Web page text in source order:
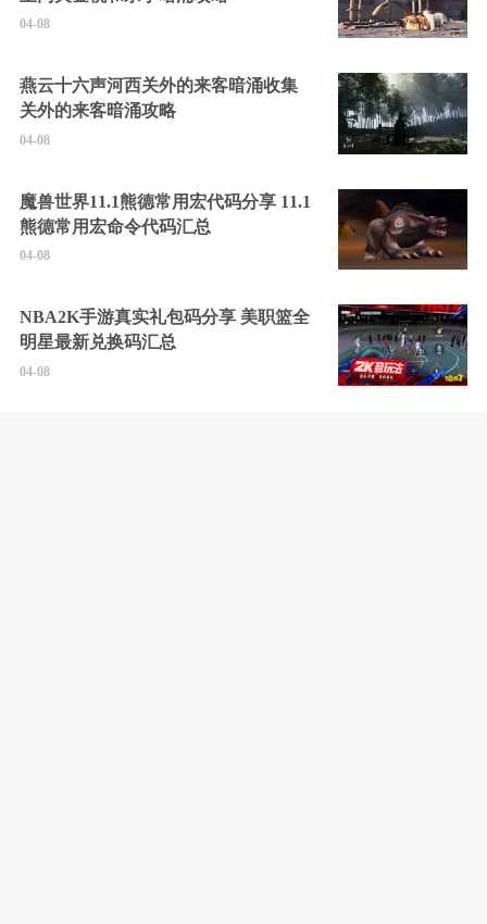
04-08
燕云十六声河西关外的来客暗涌收集
关外的来客暗涌攻略
04-08
魔兽世界11.1熊德常用宏代码分享 11.1
熊德常用宏命令代码汇总
04-08
NBA2K手游真实礼包码分享 美职篮全
明星最新兑换码汇总
04-08